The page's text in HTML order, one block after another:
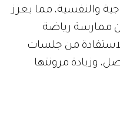
والنفسية، مما يعزز
ممارسة رياضة
من جلسات
وزيادة مرونتها